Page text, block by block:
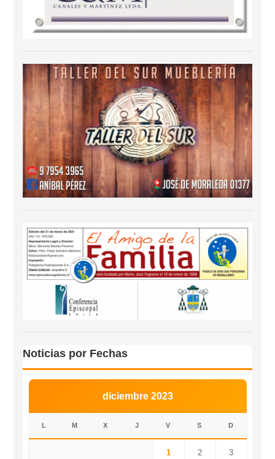
Noticias por Fechas
diciembre 2023
L M X J V S D
1 2 3